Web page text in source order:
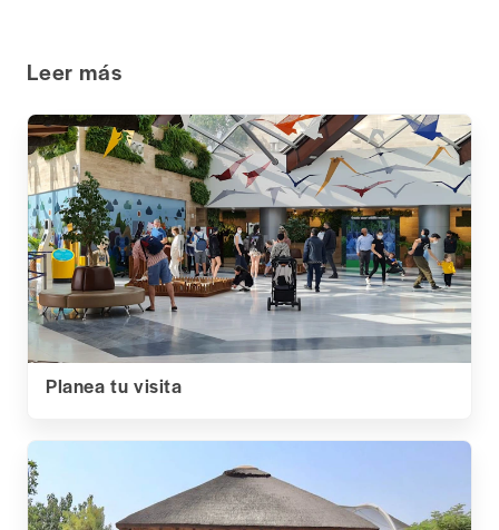
Leer más
Planea tu visita